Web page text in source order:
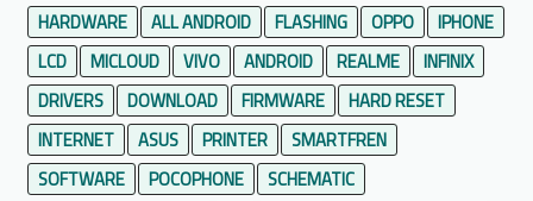
HARDWARE
ALL ANDROID FLASHING OPPO
IPHONE
LCD
MICLOUD VIVO ANDROID REALME
INFINIX
DRIVERS
DOWNLOAD FIRMWARE
HARD RESET
INTERNET
ASUS PRINTER
SMARTFREN
SOFTWARE
POCOPHONE
SCHEMATIC